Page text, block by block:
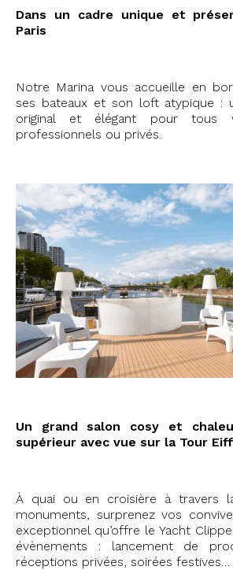
Dans un cadre unique et
Paris
Notre Marina vous accueille en
ses bateaux et son loft atypique :
original et élégant pour tous
professionnels ou privés.
Un grand salon cosy et
supérieur avec vue sur la Tour
À quai ou en croisière à travers
monuments, surprenez vos
exceptionnel qu’offre le Yacht
évènements : lancement de
réceptions privées, soirées festives…